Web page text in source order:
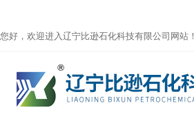
您好，欢迎进入辽宁比逊石化科技有限公司网站！